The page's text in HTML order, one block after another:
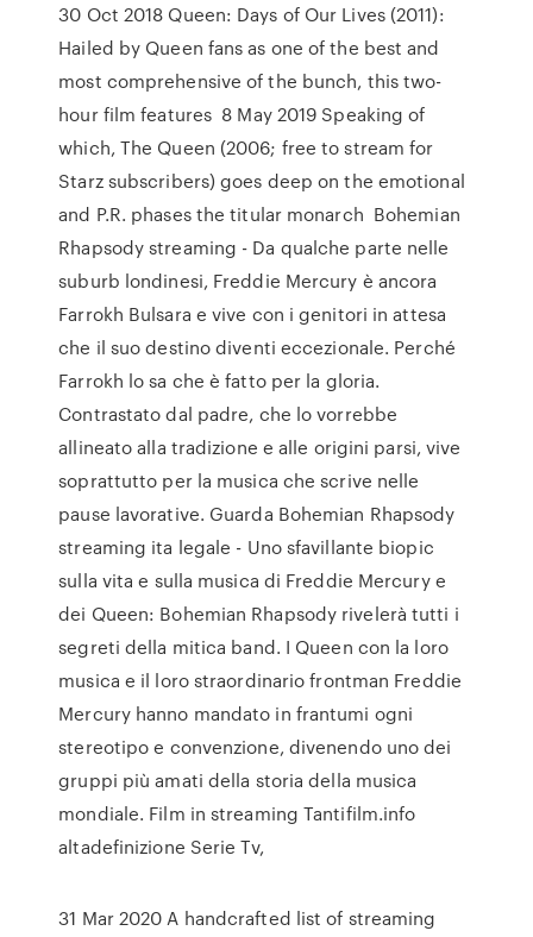
30 Oct 2018 Queen: Days of Our Lives (2011):
Hailed by Queen fans as one of the best and
most comprehensive of the bunch, this two-
hour film features 8 May 2019 Speaking of
which, The Queen (2006; free to stream for
Starz subscribers) goes deep on the emotional
and P.R. phases the titular monarch Bohemian
Rhapsody streaming - Da qualche parte nelle
suburb londinesi, Freddie Mercury è ancora
Farrokh Bulsara e vive con i genitori in attesa
che il suo destino diventi eccezionale. Perché
Farrokh lo sa che è fatto per la gloria.
Contrastato dal padre, che lo vorrebbe
allineato alla tradizione e alle origini parsi, vive
soprattutto per la musica che scrive nelle
pause lavorative. Guarda Bohemian Rhapsody
streaming ita legale - Uno sfavillante biopic
sulla vita e sulla musica di Freddie Mercury e
dei Queen: Bohemian Rhapsody rivelerà tutti i
segreti della mitica band. I Queen con la loro
musica e il loro straordinario frontman Freddie
Mercury hanno mandato in frantumi ogni
stereotipo e convenzione, divenendo uno dei
gruppi più amati della storia della musica
mondiale. Film in streaming Tantifilm.info
altadefinizione Serie Tv,
31 Mar 2020 A handcrafted list of streaming